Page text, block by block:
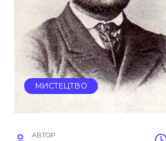
МИСТЕЦТВО
АВТОР